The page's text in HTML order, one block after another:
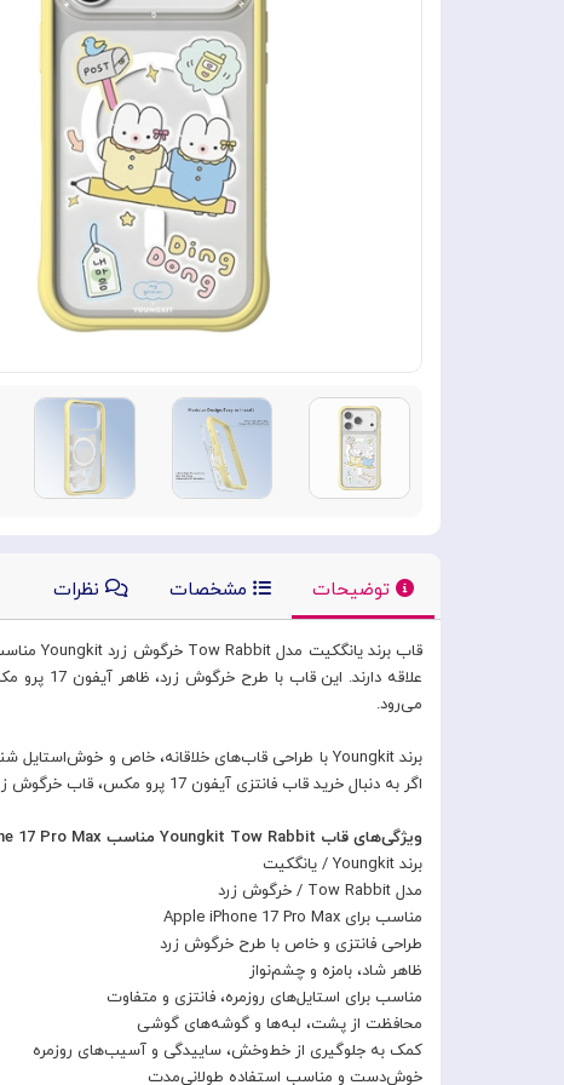
توضیحات مشخصات نظرات
علاقه
می‌رود.
اگر به دنبال خرید قاب فانتزی آیفون 17 پرو مکس، قاب خرگوش زرد Youngkit یا قاب خاص iPhone 17 Pro Max هستید، این محصول می‌تواند گزینه‌ای جذاب و کاربردی باشد.
ویژگی‌های قاب Youngkit Tow Rabbit مناسب iPhone 17 Pro Max
برند Youngkit / یانگکیت
مدل Tow Rabbit / خرگوش زرد
مناسب برای Apple iPhone 17 Pro Max
طراحی فانتزی و خاص با طرح خرگوش زرد
ظاهر شاد، بامزه و چشم‌نواز
مناسب برای استایل‌های روزمره، فانتزی و متفاوت
محافظت از پشت، لبه‌ها و گوشه‌های گوشی
کمک به جلوگیری از خط‌وخش، ساییدگی و آسیب‌های روزمره
خوش‌دست و مناسب استفاده طولانی‌مدت